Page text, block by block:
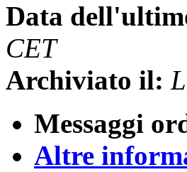
Data
CET
Archiviato il:
Messaggi
Altre